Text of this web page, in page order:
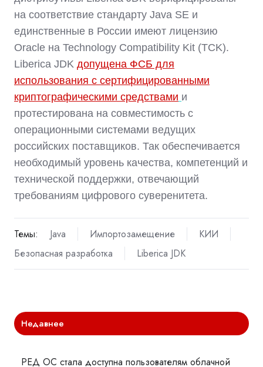
на соответствие стандарту Java SE и
единственные в России имеют лицензию
Oracle на Technology Compatibility Kit (TCK).
Liberica JDK допущена ФСБ для
использования с сертифицированными
криптографическими средствами и
протестирована на совместимость с
операционными системами ведущих
российских поставщиков. Так обеспечивается
необходимый уровень качества, компетенций и
технической поддержки, отвечающий
требованиям цифрового суверенитета.
Темы: Java Импортозамещение
КИИ
Безопасная разработка
Liberica JDK
Недавнее
РЕД ОС стала доступна пользователям облачной